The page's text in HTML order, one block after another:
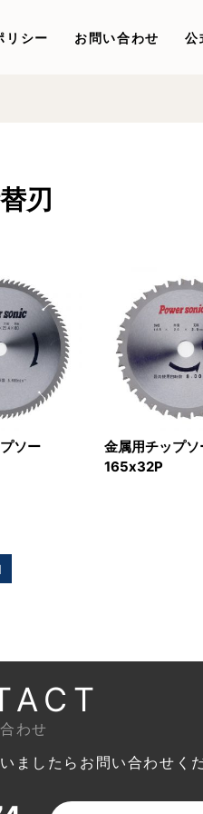
リシー お問い合わせ 公
刃
ソー
金属用チップソ
165x32P
わせ
ましたら お問い合わせく